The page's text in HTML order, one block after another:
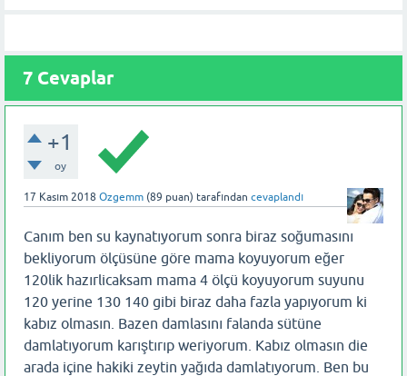
7 Cevaplar
+1
oy
17 Kasım 2018 Ozgemm (89 puan) tarafından cevaplandı
Canım ben su kaynatıyorum sonra biraz soğumasını
bekliyorum ölçüsüne göre mama koyuyorum eğer
120lik hazırlicaksam mama 4 ölçü koyuyorum suyunu
120 yerine 130 140 gibi biraz daha fazla yapıyorum ki
kabız olmasın. Bazen damlasını falanda sütüne
damlatıyorum karıştırıp weriyorum. Kabız olmasın die
arada içine hakiki zeytin yağıda damlatıyorum. Ben bu